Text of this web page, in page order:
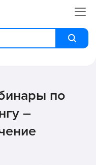
по
–